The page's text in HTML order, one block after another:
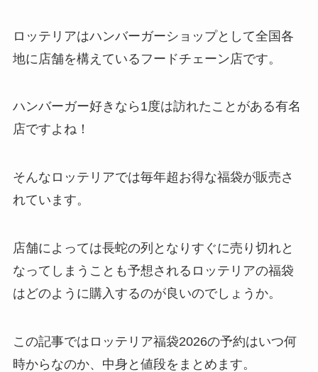
ロッテリアはハンバーガーショップとして全国各
地に店舗を構えているフードチェーン店です。
ハンバーガー好きなら1度は訪れたことがある有名
店ですよね！
そんなロッテリアでは毎年超お得な福袋が販売さ
れています。
店舗によっては長蛇の列となりすぐに売り切れと
なってしまうことも予想されるロッテリアの福袋
はどのように購入するのが良いのでしょうか。
この記事ではロッテリア福袋2026の予約はいつ何
時からなのか、中身と値段をまとめます。